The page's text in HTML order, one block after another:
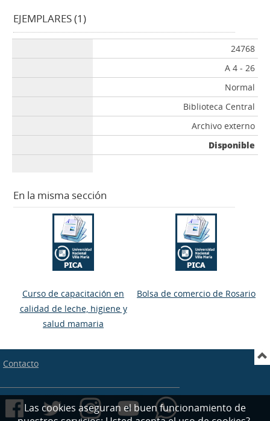
EJEMPLARES (1)
24768
A 4 - 26
Normal
Biblioteca Central
Archivo externo
Disponible
En la misma sección
Curso de capacitación en
calidad de leche, higiene y
salud mamaria
Bolsa de comercio de Rosario
Contacto
Las cookies aseguran el buen funcionamiento de